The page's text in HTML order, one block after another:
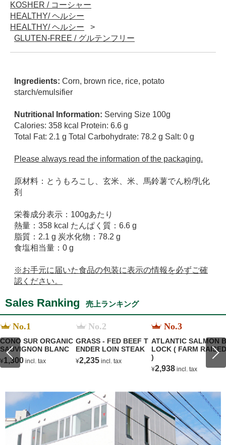
KOSHER / コーシャー
HEALTHY/ ヘルシー
HEALTHY/ ヘルシー
GLUTEN-FREE / グルテンフリー
Ingredients: Corn, brown rice, rice, potato
starch/emulsifier
Nutritional Information: Serving Size 100g
Calories: 358 kcal Protein: 6.6 g
Total Fat: 2.1 g Total Carbohydrate: 78.2 g Salt: 0 g
Please always read the information of the packaging.
原材料：とうもろこし、玄米、米、馬鈴薯でん粉/乳化
剤
栄養成分表示：100gあたり
熱量：358 kcal たんぱく質：6.6 g
脂質：2.1 g 炭水化物：78.2 g
食塩相当量：0 g
※お手元に届いた食品の包装に表示の情報を必ずご確
認ください。
Sales Ranking 売上ランキング
No.1
CONO SUR ORGANIC
SAUVIGNON BLANC
¥1,300 incl. tax
No.2
GRASS - FED BEEF T
ENDER LOIN STEAK
¥2,235 incl. tax
No.3
ATLANTIC SALMON B
LOCK ( FARM RAISED
)
¥2,938 incl. tax